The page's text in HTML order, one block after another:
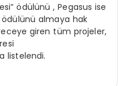
ödülünü , Pegasus ise
ödülünü almaya hak
giren tüm projeler,
listelendi.